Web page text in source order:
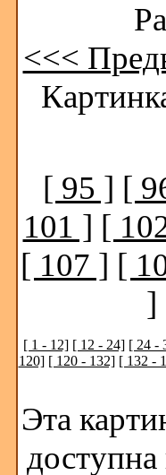
<<<
[ 95 ] [
101 ] [
[ 107 ] [
]
[ 1 - 12] [ 12 - 24] [ 24 -
120] [ 120 - 132] [ 132 -
Эта